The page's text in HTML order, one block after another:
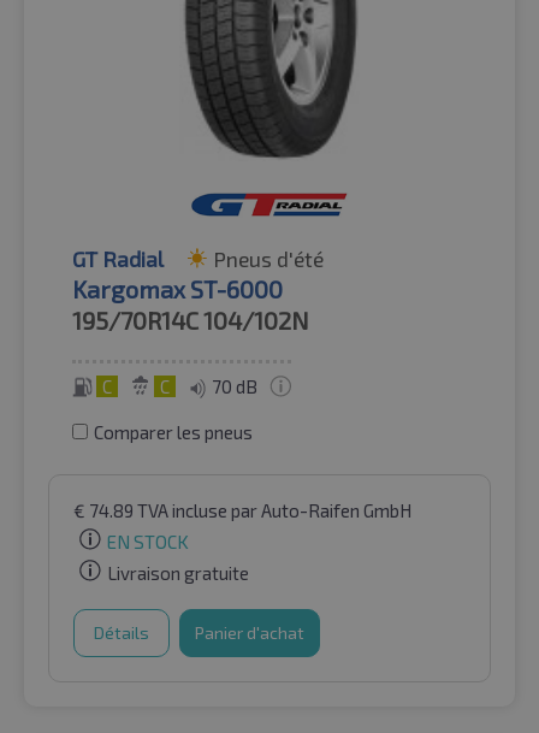
GT Radial Pneus d'été
Kargomax ST-6000
195/70R14C104/102N
C C 70 dB
Comparer les pneus
€ 74.89 TVA incluse par Auto-Raifen GmbH
EN STOCK
Livraison gratuite
Détails Panier d'achat